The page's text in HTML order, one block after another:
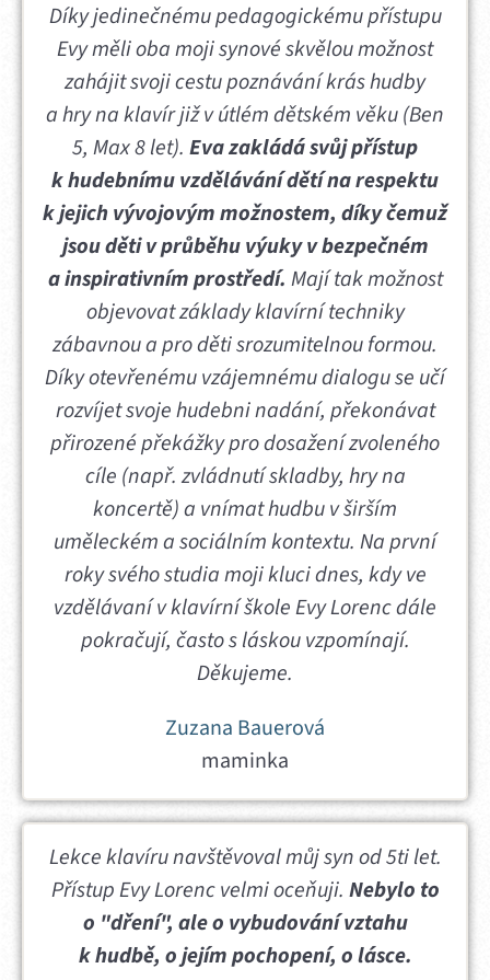
Díky jedinečnému pedagogickému přístupu
Evy měli oba moji synové skvělou možnost
zahájit svoji cestu poznávání krás hudby
a hry na klavír již v útlém dětském věku (Ben
5, Max 8 let). Eva zakládá svůj přístup
k hudebnímu vzdělávání dětí na respektu
k jejich vývojovým možnostem, díky čemuž
jsou děti v průběhu výuky v bezpečném
a inspirativním prostředí. Mají tak možnost
objevovat základy klavírní techniky
zábavnou a pro děti srozumitelnou formou.
Díky otevřenému vzájemnému dialogu se učí
rozvíjet svoje hudebni nadání, překonávat
přirozené překážky pro dosažení zvoleného
cíle (např. zvládnutí skladby, hry na
koncertě) a vnímat hudbu v širším
uměleckém a sociálním kontextu. Na první
roky svého studia moji kluci dnes, kdy ve
vzdělávaní v klavírní škole Evy Lorenc dále
pokračují, často s láskou vzpomínají.
Děkujeme.
Zuzana Bauerová
maminka
Lekce klavíru navštěvoval můj syn od 5ti let.
Přístup Evy Lorenc velmi oceňuji. Nebylo to
o "dření", ale o vybudování vztahu
k hudbě, o jejím pochopení, o lásce.